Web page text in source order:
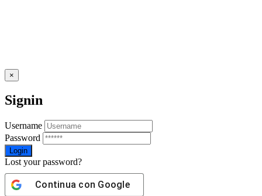
×
Signin
Username
Password
Lost your password?
Continua con Google